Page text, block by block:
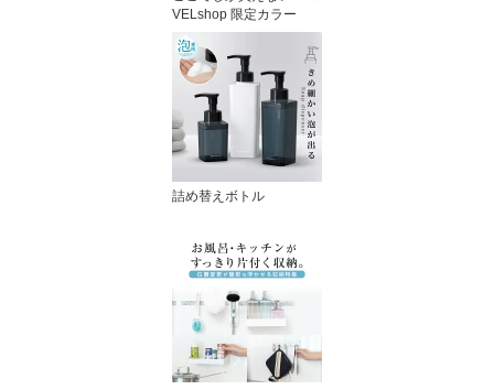
VELshop 限定カラー
詰め替えボトル